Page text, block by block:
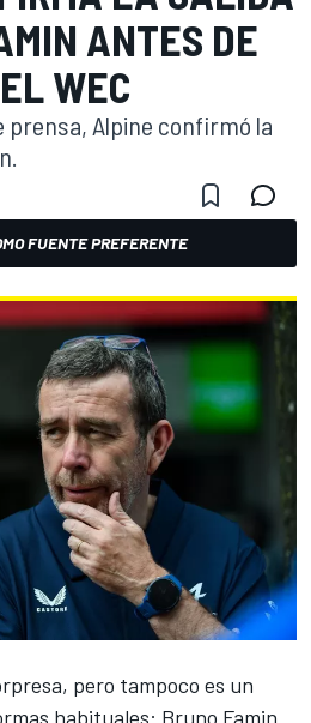
ANTES DE
WEC
prensa, Alpine confirmó la
FUENTE PREFERENTE
pero tampoco es un
habituales: Bruno Famin